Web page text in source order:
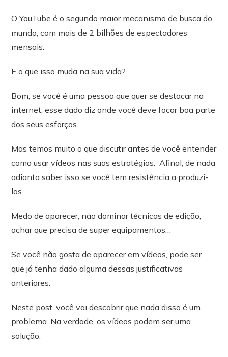
O YouTube é o segundo maior mecanismo de busca do
mundo, com mais de 2 bilhões de espectadores
mensais.
E o que isso muda na sua vida?
Bom, se você é uma pessoa que quer se destacar na
internet, esse dado diz onde você deve focar boa parte
dos seus esforços.
Mas temos muito o que discutir antes de você entender
como usar vídeos nas suas estratégias. Afinal, de nada
adianta saber isso se você tem resistência a produzi-
los.
Medo de aparecer, não dominar técnicas de edição,
achar que precisa de super equipamentos…
Se você não gosta de aparecer em vídeos, pode ser
que já tenha dado alguma dessas justificativas
anteriores.
Neste post, você vai descobrir que nada disso é um
problema. Na verdade, os vídeos podem ser uma
solução.